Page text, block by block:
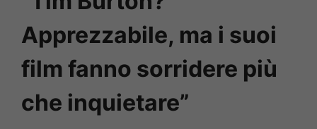
Apprezzabile, ma i suoi
film fanno sorridere più
che inquietare”